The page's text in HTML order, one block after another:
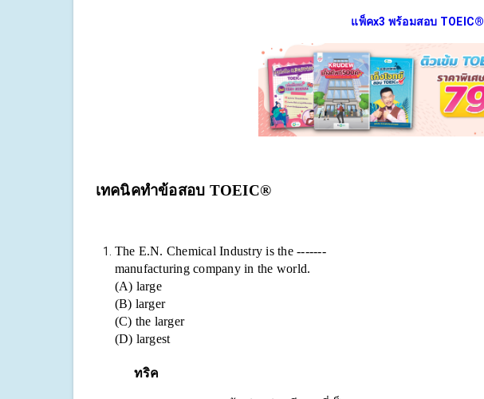
แพ็คx3 พร้อมสอบ TOEIC®
เทคนิคทำข้อสอบ TOEIC®
The E.N. Chemical Industry is the -------
manufacturing company in the world.
(A) large
(B) larger
(C) the larger
(D) largest
ทริค